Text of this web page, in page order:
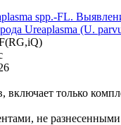
spp.-FL.
Ureaplasma (U.